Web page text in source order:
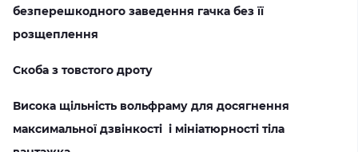
безперешкодного заведення гачка без її
розщеплення
Скоба з товстого дроту
Висока щільність вольфраму для досягнення
максимальної дзвінкості і мініатюрності тіла